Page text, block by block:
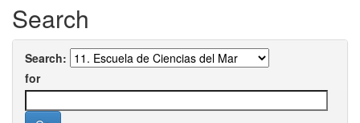
Search
Search:
for